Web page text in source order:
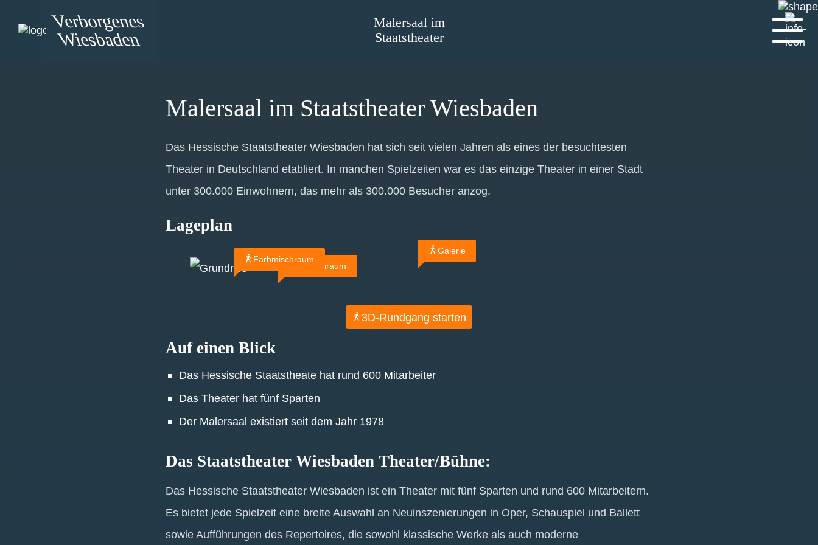
Verborgenes
Wiesbaden
Malersaal im
Staatstheater
Malersaal im Staatstheater Wiesbaden
Das Hessische Staatstheater Wiesbaden hat sich seit vielen Jahren als eines der besuchtesten
Theater in Deutschland etabliert. In manchen Spielzeiten war es das einzige Theater in einer Stadt
unter 300.000 Einwohnern, das mehr als 300.000 Besucher anzog.
Lageplan
Galerie
Pausenraum
Farbmischraum
3D-Rundgang starten
Auf einen Blick
Das Hessische Staatstheate hat rund 600 Mitarbeiter
Das Theater hat fünf Sparten
Der Malersaal existiert seit dem Jahr 1978
Das Staatstheater Wiesbaden Theater/Bühne:
Das Hessische Staatstheater Wiesbaden ist ein Theater mit fünf Sparten und rund 600 Mitarbeitern.
Es bietet jede Spielzeit eine breite Auswahl an Neuinszenierungen in Oper, Schauspiel und Ballett
sowie Aufführungen des Repertoires, die sowohl klassische Werke als auch moderne